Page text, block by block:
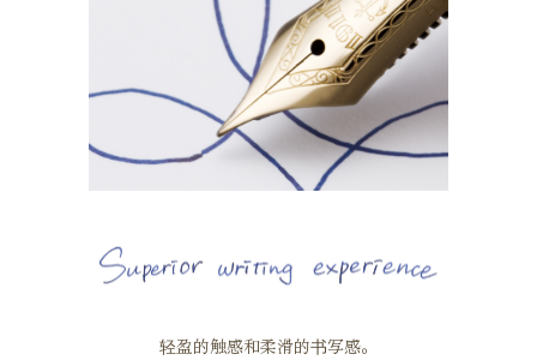
轻盈的触感和柔滑的书写感。